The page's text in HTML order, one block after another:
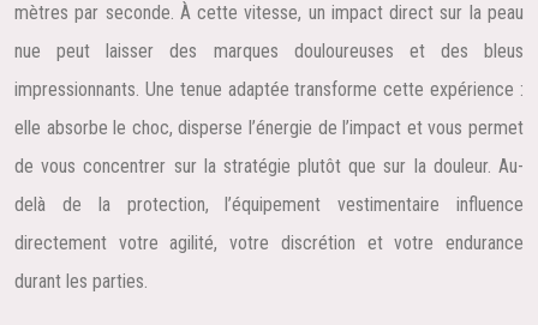
mètres par seconde. À cette vitesse, un impact direct sur la peau
nue peut laisser des marques douloureuses et des bleus
impressionnants. Une tenue adaptée transforme cette expérience :
elle absorbe le choc, disperse l’énergie de l’impact et vous permet
de vous concentrer sur la stratégie plutôt que sur la douleur. Au-
delà de la protection, l’équipement vestimentaire influence
directement votre agilité, votre discrétion et votre endurance
durant les parties.